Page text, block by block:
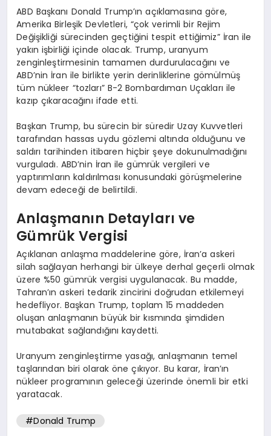
ABD Başkanı Donald Trump’ın açıklamasına göre,
Amerika Birleşik Devletleri, “çok verimli bir Rejim
Değişikliği sürecinden geçtiğini tespit ettiğimiz” İran ile
yakın işbirliği içinde olacak. Trump, uranyum
zenginleştirmesinin tamamen durdurulacağını ve
ABD’nin İran ile birlikte yerin derinliklerine gömülmüş
tüm nükleer “tozları” B-2 Bombardıman Uçakları ile
kazıp çıkaracağını ifade etti.
Başkan Trump, bu sürecin bir süredir Uzay Kuvvetleri
tarafından hassas uydu gözlemi altında olduğunu ve
saldırı tarihinden itibaren hiçbir şeye dokunulmadığını
vurguladı. ABD’nin İran ile gümrük vergileri ve
yaptırımların kaldırılması konusundaki görüşmelerine
devam edeceği de belirtildi.
Anlaşmanın Detayları ve
Gümrük Vergisi
Açıklanan anlaşma maddelerine göre, İran’a askeri
silah sağlayan herhangi bir ülkeye derhal geçerli olmak
üzere %50 gümrük vergisi uygulanacak. Bu madde,
Tahran’ın askeri tedarik zincirini doğrudan etkilemeyi
hedefliyor. Başkan Trump, toplam 15 maddeden
oluşan anlaşmanın büyük bir kısmında şimdiden
mutabakat sağlandığını kaydetti.
Uranyum zenginleştirme yasağı, anlaşmanın temel
taşlarından biri olarak öne çıkıyor. Bu karar, İran’ın
nükleer programının geleceği üzerinde önemli bir etki
yaratacak.
#Donald Trump